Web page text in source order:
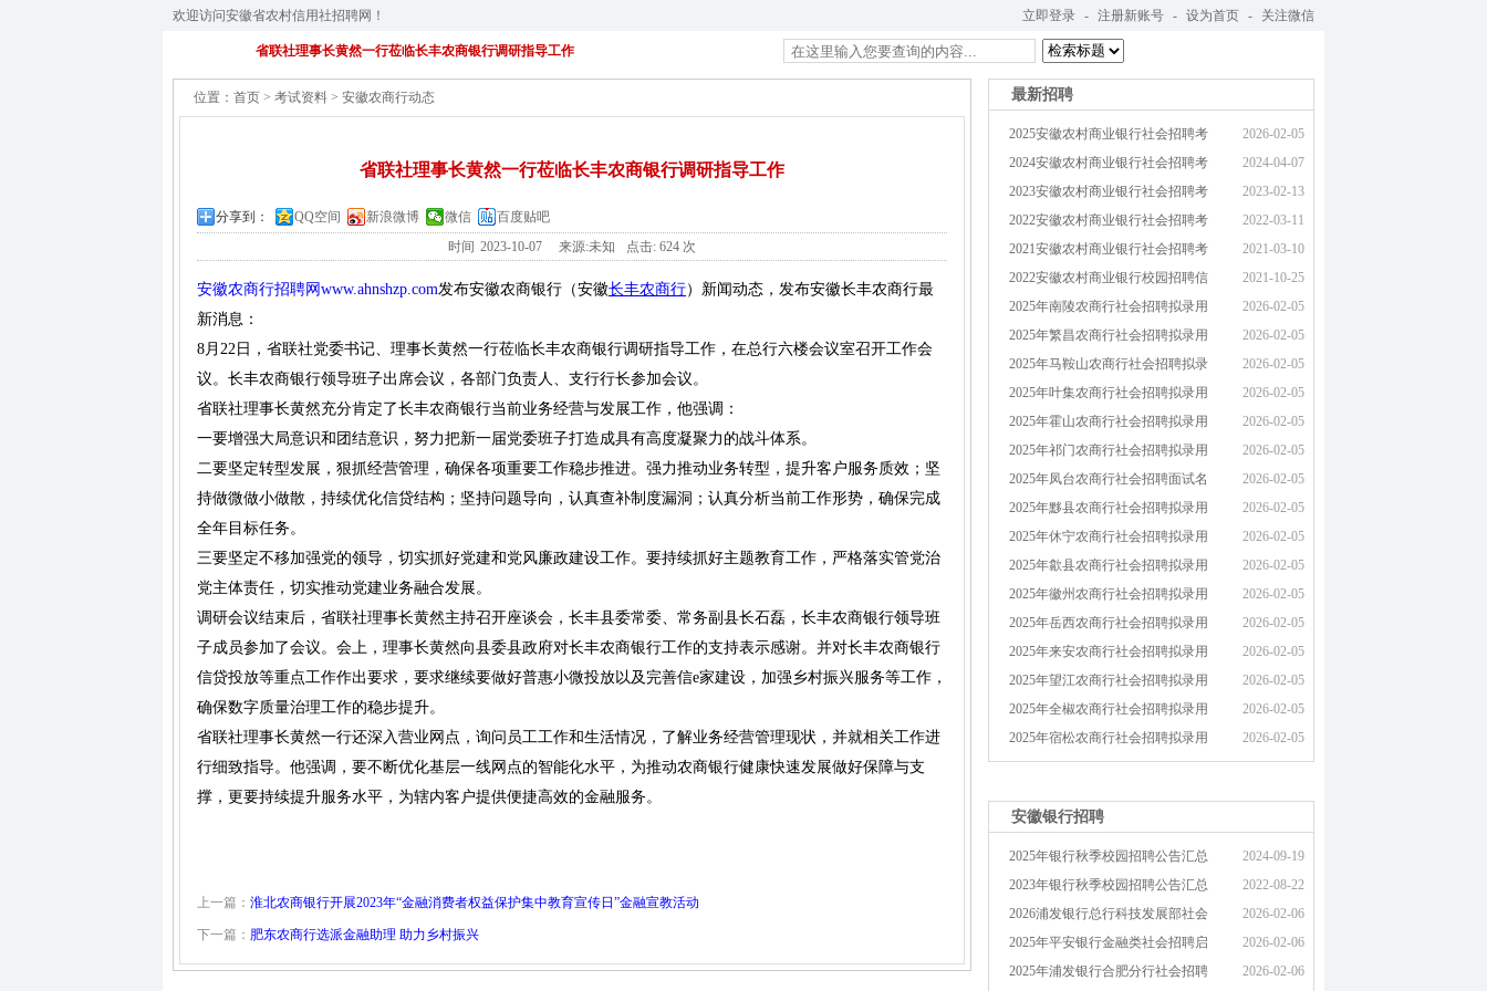
欢迎访问安徽省农村信用社招聘网！ 立即登录 - 注册新账号 - 设为首页 - 关注微信
省联社理事长黄然一行莅临长丰农商银行调研指导工作
最新招聘
2025安徽农村商业银行社会招聘考
2026-02-05
2024安徽农村商业银行社会招聘考
2024-04-07
2023安徽农村商业银行社会招聘考
2023-02-13
2022安徽农村商业银行社会招聘考
2022-03-11
2021安徽农村商业银行社会招聘考
2021-03-10
2022安徽农村商业银行校园招聘信
2021-10-25
2025年南陵农商行社会招聘拟录用
2026-02-05
2025年繁昌农商行社会招聘拟录用
2026-02-05
2025年马鞍山农商行社会招聘拟录
2026-02-05
2025年叶集农商行社会招聘拟录用
2026-02-05
2025年霍山农商行社会招聘拟录用
2026-02-05
2025年祁门农商行社会招聘拟录用
2026-02-05
2025年凤台农商行社会招聘面试名
2026-02-05
2025年黟县农商行社会招聘拟录用
2026-02-05
2025年休宁农商行社会招聘拟录用
2026-02-05
2025年歙县农商行社会招聘拟录用
2026-02-05
2025年徽州农商行社会招聘拟录用
2026-02-05
2025年岳西农商行社会招聘拟录用
2026-02-05
2025年来安农商行社会招聘拟录用
2026-02-05
2025年望江农商行社会招聘拟录用
2026-02-05
2025年全椒农商行社会招聘拟录用
2026-02-05
2025年宿松农商行社会招聘拟录用
2026-02-05
安徽银行招聘
2025年银行秋季校园招聘公告汇总
2024-09-19
2023年银行秋季校园招聘公告汇总
2022-08-22
2026浦发银行总行科技发展部社会
2026-02-06
2025年平安银行金融类社会招聘启
2026-02-06
2025年浦发银行合肥分行社会招聘
2026-02-06
位置： 首页 > 考试资料 > 安徽农商行动态
省联社理事长黄然一行莅临长丰农商银行调研指导工作
分享到： QQ空间 新浪微博 微信
百度贴吧
时间 2023-10-07 来源:未知 点击: 624 次
安徽农商行招聘网www.ahnshzp.com发布安徽农商银行（安徽长丰农商行）新闻动态，发布安徽长丰农商行最
新消息：
8月22日，省联社党委书记、理事长黄然一行莅临长丰农商银行调研指导工作，在总行六楼会议室召开工作会
议。长丰农商银行领导班子出席会议，各部门负责人、支行行长参加会议。
省联社理事长黄然充分肯定了长丰农商银行当前业务经营与发展工作，他强调：
一要增强大局意识和团结意识，努力把新一届党委班子打造成具有高度凝聚力的战斗体系。
二要坚定转型发展，狠抓经营管理，确保各项重要工作稳步推进。强力推动业务转型，提升客户服务质效；坚
持做微做小做散，持续优化信贷结构；坚持问题导向，认真查补制度漏洞；认真分析当前工作形势，确保完成
全年目标任务。
三要坚定不移加强党的领导，切实抓好党建和党风廉政建设工作。要持续抓好主题教育工作，严格落实管党治
党主体责任，切实推动党建业务融合发展。
调研会议结束后，省联社理事长黄然主持召开座谈会，长丰县委常委、常务副县长石磊，长丰农商银行领导班
子成员参加了会议。会上，理事长黄然向县委县政府对长丰农商银行工作的支持表示感谢。并对长丰农商银行
信贷投放等重点工作作出要求，要求继续要做好普惠小微投放以及完善信e家建设，加强乡村振兴服务等工作，
确保数字质量治理工作的稳步提升。
省联社理事长黄然一行还深入营业网点，询问员工工作和生活情况，了解业务经营管理现状，并就相关工作进
行细致指导。他强调，要不断优化基层一线网点的智能化水平，为推动农商银行健康快速发展做好保障与支
撑，更要持续提升服务水平，为辖内客户提供便捷高效的金融服务。
上一篇： 淮北农商银行开展2023年“金融消费者权益保护集中教育宣传日”金融宣教活动
下一篇： 肥东农商行选派金融助理 助力乡村振兴